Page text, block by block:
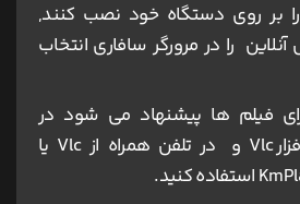
افزار VLC Player را بر روی دستگاه خود نصب کنند,
را در مرورگر سافاری انتخاب
فیلم ها پیشنهاد می شود در
کامپیوتر از نرم افزار Vlc و در تلفن همراه از Vlc یا